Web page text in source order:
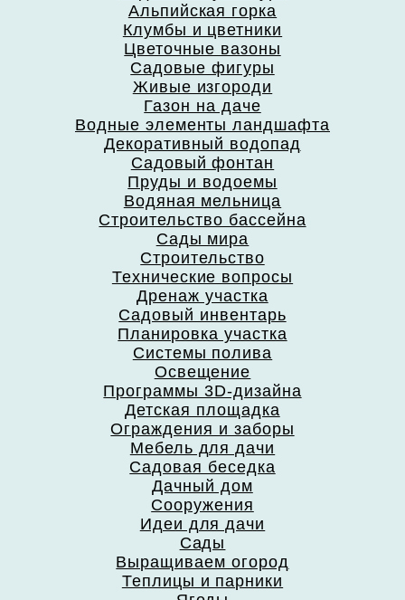
Альпийская горка
Клумбы и цветники
Цветочные вазоны
Садовые фигуры
Живые изгороди
Газон на даче
Водные элементы ландшафта
Декоративный водопад
Садовый фонтан
Пруды и водоемы
Водяная мельница
Строительство бассейна
Сады мира
Строительство
Технические вопросы
Дренаж участка
Садовый инвентарь
Планировка участка
Системы полива
Освещение
Программы 3D-дизайна
Детская площадка
Ограждения и заборы
Мебель для дачи
Садовая беседка
Дачный дом
Сооружения
Идеи для дачи
Сады
Выращиваем огород
Теплицы и парники